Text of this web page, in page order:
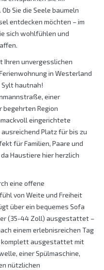
Sie die Seele baumeln
entdecken möchten – im
sich wohlfühlen und
Ihren unvergesslichen
in Westerland
Sylt hautnah!
einer
begehrten Region
eingerichtete
Platz für bis zu
für Familien, Paare und
Haustiere hier herzlich
eine offene
von Weite und Freiheit
über ein bequemes Sofa
(35-44 Zoll) ausgestattet –
einem erlebnisreichen Tag
komplett ausgestattet mit
einer Spülmaschine,
nützlichen